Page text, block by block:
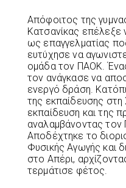
Απόφοιτος της
Κατσανίκας επέλεξε
ως επαγγελματίας
ευτύχησε να
ομάδα τον ΠΑΟΚ.
τον ανάγκασε να
ενεργό δράση.
της εκπαίδευσης
εκπαίδευση και της
αναλαμβάνοντας
Αποδέχτηκε το
Φυσικής Αγωγής και
στο Απέρι,
τερμάτισε φέτος.